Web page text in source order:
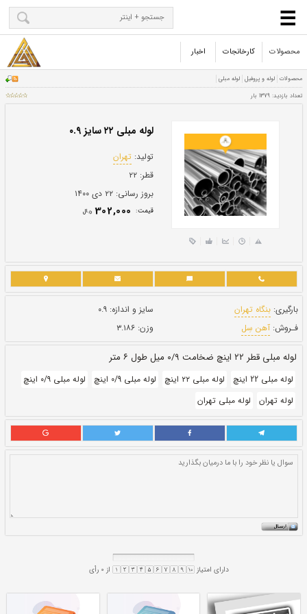
محصولات کارخانجات اخبار
لوله مبلی ۲۲ سایز ۰.۹
قطر:۲۲
بروز رسانی:
قيمت: 302,000ريال
سایز و اندازه:۰.۹